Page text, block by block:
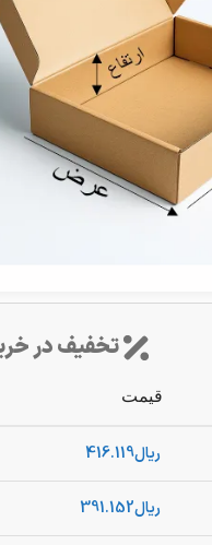
تخفیف در
قیمت
ریال416.119
ریال391.152